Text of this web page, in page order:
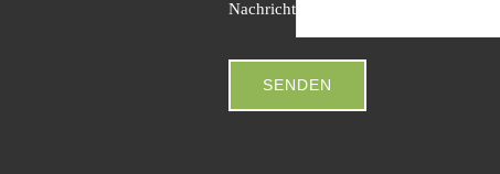
Nachricht
SENDEN